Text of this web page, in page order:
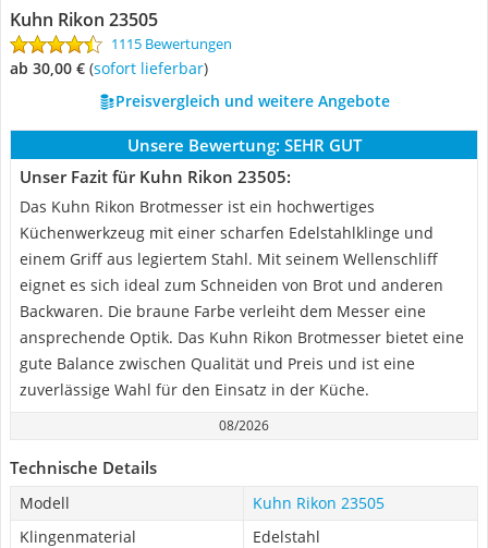
Kuhn Rikon 23505
1115 Bewertungen
ab 30,00 € ( Sofort lieferbar)
Preisvergleich und weitere Angebote
Unsere Bewertung: SEHR GUT
Unser Fazit für Kuhn Rikon 23505:
Das Kuhn Rikon Brotmesser ist ein hochwertiges
Küchenwerkzeug mit einer scharfen Edelstahlklinge und
einem Griff aus legiertem Stahl. Mit seinem Wellenschliff
eignet es sich ideal zum Schneiden von Brot und anderen
Backwaren. Die braune Farbe verleiht dem Messer eine
ansprechende Optik. Das Kuhn Rikon Brotmesser bietet eine
gute Balance zwischen Qualität und Preis und ist eine
zuverlässige Wahl für den Einsatz in der Küche.
08/2026
Technische Details
Modell
Kuhn Rikon 23505
Klingenmaterial
Edelstahl